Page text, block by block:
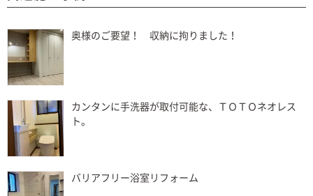
奥様のご要望！ 収納に拘りました！
カンタンに手洗器が取付可能な、ＴＯＴＯネオレス
ト。
バリアフリー浴室リフォーム